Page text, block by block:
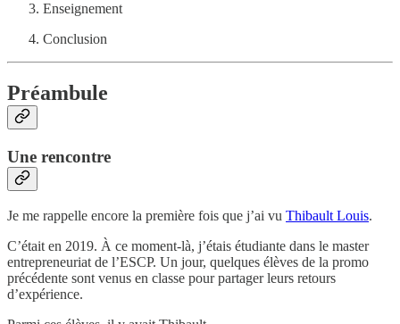
Enseignement
Conclusion
Préambule
Une rencontre
Je me rappelle encore la première fois que j’ai vu Thibault Louis.
C’était en 2019. À ce moment-là, j’étais étudiante dans le master
entrepreneuriat de l’ESCP. Un jour, quelques élèves de la promo
précédente sont venus en classe pour partager leurs retours
d’expérience.